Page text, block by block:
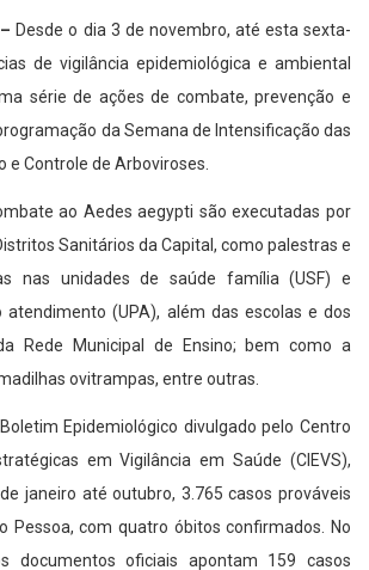
Desde o dia 3 de novembro, até esta sexta-
de vigilância epidemiológica e ambiental
série de ações de combate, prevenção e
da Semana de Intensificação das
e Controle de Arboviroses.
ao Aedes aegypti são executadas por
Sanitários da Capital, como palestras e
nas unidades de saúde família (USF) e
atendimento (UPA), além das escolas e dos
Rede Municipal de Ensino; bem como a
ovitrampas, entre outras.
Epidemiológico divulgado pelo Centro
em Vigilância em Saúde (CIEVS),
janeiro até outubro, 3.765 casos prováveis
Pessoa, com quatro óbitos confirmados. No
documentos oficiais apontam 159 casos